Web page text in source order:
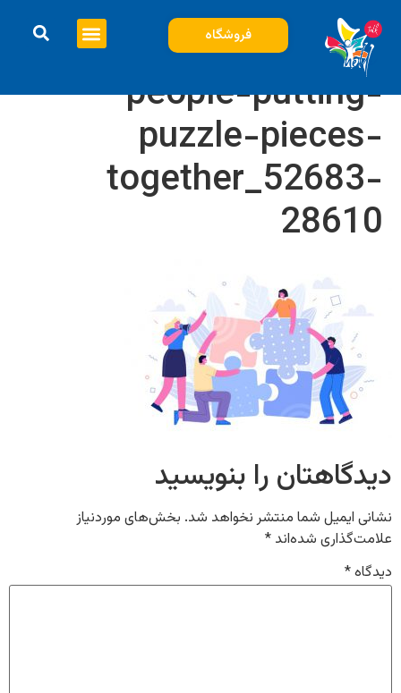
فروشگاه
people-putting-
puzzle-pieces-
together_52683-
28610
دیدگاهتان را بنویسید
نشانی ایمیل شما منتشر نخواهد شد. بخش‌های موردنیاز
علامت‌گذاری شده‌اند *
دیدگاه*